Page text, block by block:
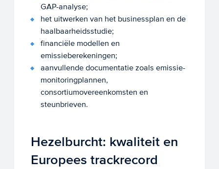
GAP-analyse;
het uitwerken van het businessplan en de
haalbaarheidsstudie;
financiële modellen en
emissieberekeningen;
aanvullende documentatie zoals emissie-
monitoringplannen,
consortiumovereenkomsten en
steunbrieven.
Hezelburcht: kwaliteit en
Europees trackrecord